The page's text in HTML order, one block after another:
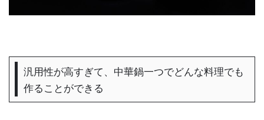
汎用性が高すぎて、中華鍋一つでどんな料理でも
作ることができる